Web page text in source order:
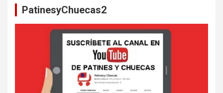
PatinesyChuecas2